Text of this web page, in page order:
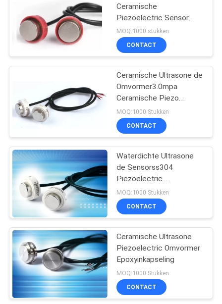
CITAAT
SITEMAP
POLICY
Ceramische
Piezoelectric Sensor
voor Hittemeter
MOQ:1000 stukken
CONTACT
Ceramische Ultrasone de
Omvormer3.0mpa
Ceramische Piezo
Omvormer van de
schilddraad
MOQ:1000 Stukken
CONTACT
Waterdichte Ultrasone
de Sensorss304
Piezoelectric
Ceramische Sensor van
de schilddraad
MOQ:1000 Stukken
CONTACT
Ceramische Ultrasone
Piezoelectric Omvormer
Epoxyinkapseling
MOQ:1000 Stukken
CONTACT